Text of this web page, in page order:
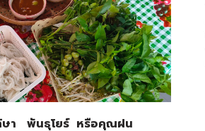
ษา พันธุโยร์ หรือคุณฝน